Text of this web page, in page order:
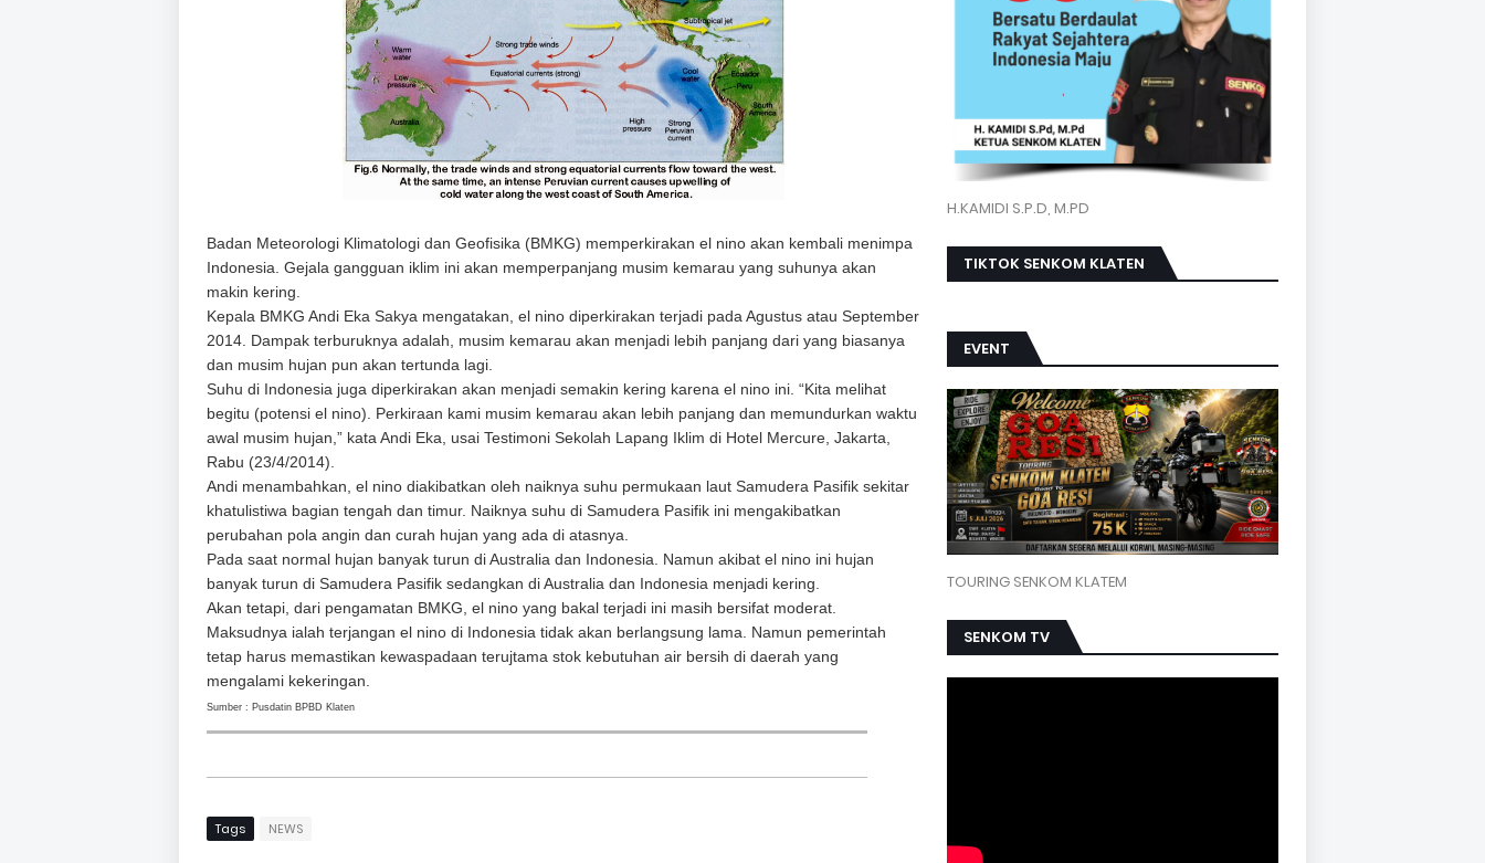
Badan Meteorologi Klimatologi dan Geofisika (BMKG) memperkirakan el nino akan kembali menimpa
Indonesia. Gejala gangguan iklim ini akan memperpanjang musim kemarau yang suhunya akan
makin kering.
Kepala BMKG Andi Eka Sakya mengatakan, el nino diperkirakan terjadi pada Agustus atau September
2014. Dampak terburuknya adalah, musim kemarau akan menjadi lebih panjang dari yang biasanya
dan musim hujan pun akan tertunda lagi.
Suhu di Indonesia juga diperkirakan akan menjadi semakin kering karena el nino ini. “Kita melihat
begitu (potensi el nino). Perkiraan kami musim kemarau akan lebih panjang dan memundurkan waktu
awal musim hujan,” kata Andi Eka, usai Testimoni Sekolah Lapang Iklim di Hotel Mercure, Jakarta,
Rabu (23/4/2014).
Andi menambahkan, el nino diakibatkan oleh naiknya suhu permukaan laut Samudera Pasifik sekitar
khatulistiwa bagian tengah dan timur. Naiknya suhu di Samudera Pasifik ini mengakibatkan
perubahan pola angin dan curah hujan yang ada di atasnya.
Pada saat normal hujan banyak turun di Australia dan Indonesia. Namun akibat el nino ini hujan
banyak turun di Samudera Pasifik sedangkan di Australia dan Indonesia menjadi kering.
Akan tetapi, dari pengamatan BMKG, el nino yang bakal terjadi ini masih bersifat moderat.
Maksudnya ialah terjangan el nino di Indonesia tidak akan berlangsung lama. Namun pemerintah
tetap harus memastikan kewaspadaan terujtama stok kebutuhan air bersih di daerah yang
mengalami kekeringan.
Sumber : Pusdatin BPBD Klaten
Tags NEWS
H.KAMIDI S.P.D, M.PD
TIKTOK SENKOM KLATEN
EVENT
TOURING SENKOM KLATEM
SENKOM TV